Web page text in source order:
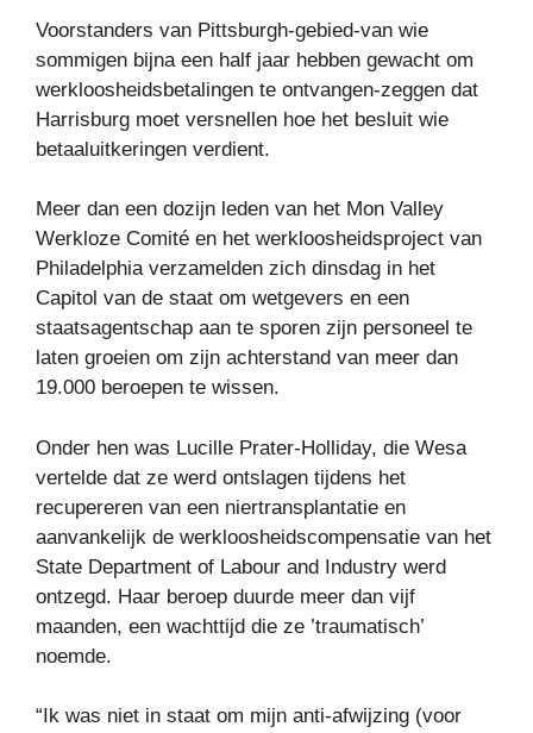
Voorstanders van Pittsburgh-gebied-van wie
sommigen bijna een half jaar hebben gewacht om
werkloosheidsbetalingen te ontvangen-zeggen dat
Harrisburg moet versnellen hoe het besluit wie
betaaluitkeringen verdient.
Meer dan een dozijn leden van het Mon Valley
Werkloze Comité en het werkloosheidsproject van
Philadelphia verzamelden zich dinsdag in het
Capitol van de staat om wetgevers en een
staatsagentschap aan te sporen zijn personeel te
laten groeien om zijn achterstand van meer dan
19.000 beroepen te wissen.
Onder hen was Lucille Prater-Holliday, die Wesa
vertelde dat ze werd ontslagen tijdens het
recupereren van een niertransplantatie en
aanvankelijk de werkloosheidscompensatie van het
State Department of Labour and Industry werd
ontzegd. Haar beroep duurde meer dan vijf
maanden, een wachttijd die ze ’traumatisch’
noemde.
“Ik was niet in staat om mijn anti-afwijzing (voor